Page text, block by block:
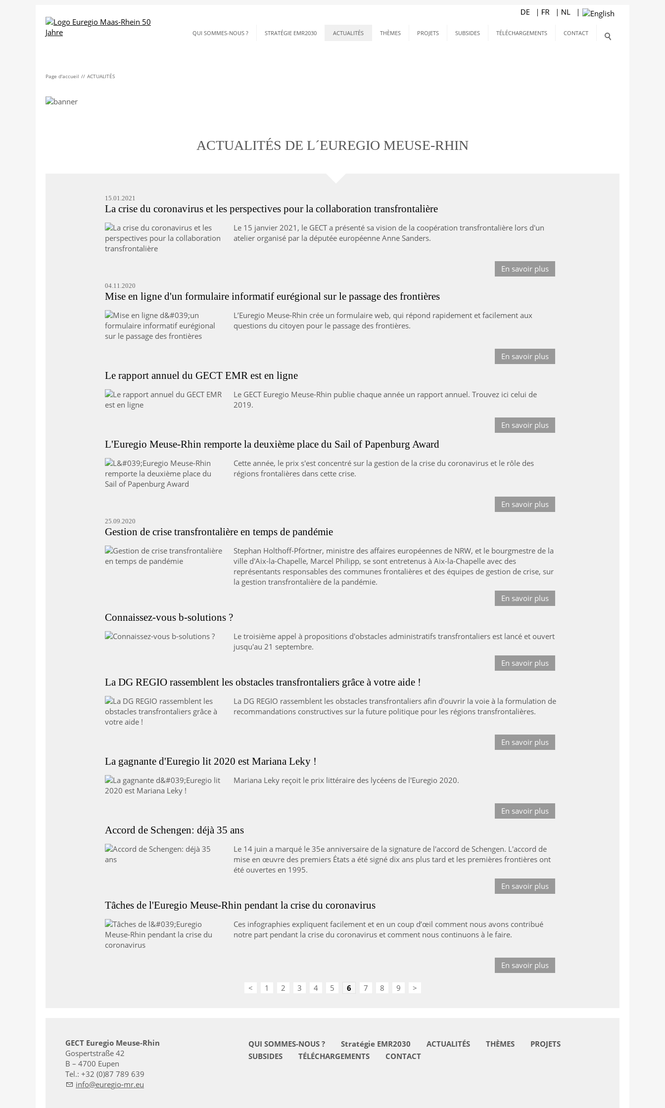
QUI SOMMES-NOUS ? STRATÉGIE EMR2030 ACTUALITÉS THÈMES PROJETS SUBSIDES TÉLÉCHARGEMENTS CONTACT
Page d'accueil ACTUALITÉS
ACTUALITÉS DE L´EUREGIO MEUSE-RHIN
15.01.2021
La crise du coronavirus et les perspectives pour la collaboration transfrontalière
Le 15 janvier 2021, le GECT a présenté sa vision de la coopération transfrontalière lors d'un
atelier organisé par la députée européenne Anne Sanders.
En savoir plus
04.11.2020
Mise en ligne d'un formulaire informatif eurégional sur le passage des frontières
L’Euregio Meuse-Rhin crée un formulaire web, qui répond rapidement et facilement aux
questions du citoyen pour le passage des frontières.
En savoir plus
Le rapport annuel du GECT EMR est en ligne
Le GECT Euregio Meuse-Rhin publie chaque année un rapport annuel. Trouvez ici celui de
2019.
En savoir plus
L'Euregio Meuse-Rhin remporte la deuxième place du Sail of Papenburg Award
Cette année, le prix s'est concentré sur la gestion de la crise du coronavirus et le rôle des
régions frontalières dans cette crise.
En savoir plus
25.09.2020
Gestion de crise transfrontalière en temps de pandémie
Stephan Holthoff-Pförtner, ministre des affaires européennes de NRW, et le bourgmestre de la
ville d'Aix-la-Chapelle, Marcel Philipp, se sont entretenus à Aix-la-Chapelle avec des
représentants responsables des communes frontalières et des équipes de gestion de crise, sur
la gestion transfrontalière de la pandémie.
En savoir plus
Connaissez-vous b-solutions ?
Le troisième appel à propositions d'obstacles administratifs transfrontaliers est lancé et ouvert
jusqu'au 21 septembre.
En savoir plus
La DG REGIO rassemblent les obstacles transfrontaliers grâce à votre aide !
La DG REGIO rassemblent les obstacles transfrontaliers afin d'ouvrir la voie à la formulation de
recommandations constructives sur la future politique pour les régions transfrontalières.
En savoir plus
La gagnante d'Euregio lit 2020 est Mariana Leky !
Mariana Leky reçoit le prix littéraire des lycéens de l'Euregio 2020.
En savoir plus
Accord de Schengen: déjà 35 ans
Le 14 juin a marqué le 35e anniversaire de la signature de l'accord de Schengen. L'accord de
mise en œuvre des premiers États a été signé dix ans plus tard et les premières frontières ont
été ouvertes en 1995.
En savoir plus
Tâches de l'Euregio Meuse-Rhin pendant la crise du coronavirus
Ces infographies expliquent facilement et en un coup d’œil comment nous avons contribué
notre part pendant la crise du coronavirus et comment nous continuons à le faire.
En savoir plus
< 1 2 3 4 5 6 7 8 9 >
GECT Euregio Meuse-Rhin
Gospertstraße 42
B – 4700 Eupen
Tel.: +32 (0)87 789 639
nf
r g -mr
QUI SOMMES-NOUS ? Stratégie EMR2030 ACTUALITÉS THÈMES
PROJETS
SUBSIDES
TÉLÉCHARGEMENTS CONTACT